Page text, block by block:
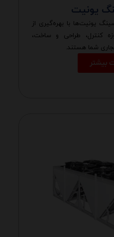
یونیت
یونیت‌ها با بهره‌گیری از
کنترل، طراحی و ساخت،
شما هستند.
بیشتر